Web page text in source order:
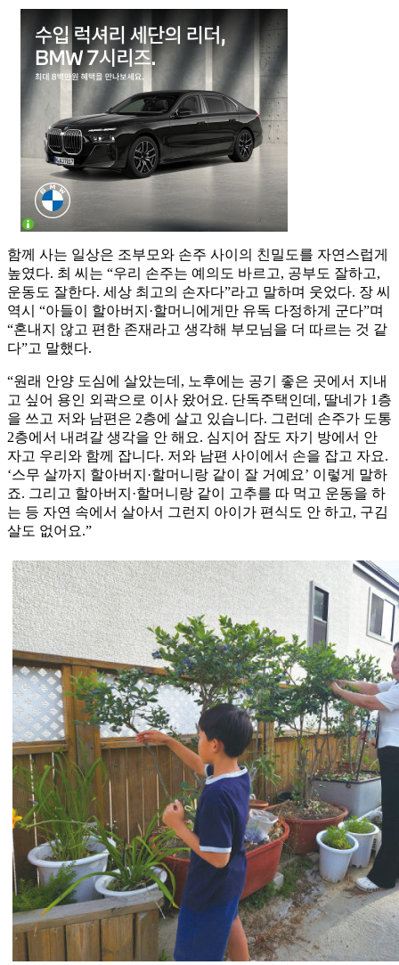
함께 사는 일상은 조부모와 손주 사이의 친밀도를 자연스럽게
높였다. 최 씨는 “우리 손주는 예의도 바르고, 공부도 잘하고,
운동도 잘한다. 세상 최고의 손자다”라고 말하며 웃었다. 장 씨
역시 “아들이 할아버지·할머니에게만 유독 다정하게 군다”며
“혼내지 않고 편한 존재라고 생각해 부모님을 더 따르는 것 같
다”고 말했다.
“원래 안양 도심에 살았는데, 노후에는 공기 좋은 곳에서 지내
고 싶어 용인 외곽으로 이사 왔어요. 단독주택인데, 딸네가 1층
을 쓰고 저와 남편은 2층에 살고 있습니다. 그런데 손주가 도통
2층에서 내려갈 생각을 안 해요. 심지어 잠도 자기 방에서 안
자고 우리와 함께 잡니다. 저와 남편 사이에서 손을 잡고 자요.
‘스무 살까지 할아버지·할머니랑 같이 잘 거예요’ 이렇게 말하
죠. 그리고 할아버지·할머니랑 같이 고추를 따 먹고 운동을 하
는 등 자연 속에서 살아서 그런지 아이가 편식도 안 하고, 구김
살도 없어요.”